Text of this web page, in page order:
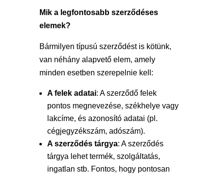
Mik a legfontosabb szerződéses
elemek?
Bármilyen típusú szerződést is kötünk,
van néhány alapvető elem, amely
minden esetben szerepelnie kell:
A felek adatai: A szerződő felek
pontos megnevezése, székhelye vagy
lakcíme, és azonosító adatai (pl.
cégjegyzékszám, adószám).
A szerződés tárgya: A szerződés
tárgya lehet termék, szolgáltatás,
ingatlan stb. Fontos, hogy pontosan